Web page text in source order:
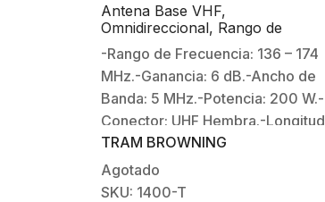
Antena Base VHF,
Omnidireccional, Rango de
Frecuencia 136 – 174 MHz, 6dB.
-Rango de Frecuencia: 136 – 174
MHz.-Ganancia: 6 dB.-Ancho de
Banda: 5 MHz.-Potencia: 200 W.-
Conector: UHF Hembra.-Longitud
Máxima: 3m.-Resistencia al viento:
193 km/h.
TRAM BROWNING
Agotado
SKU: 1400-T